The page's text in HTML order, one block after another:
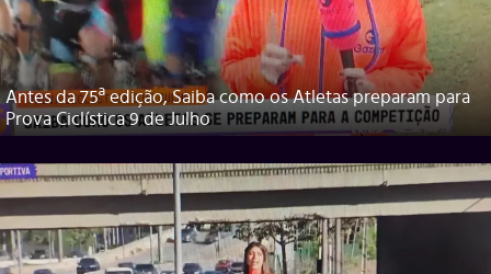
Antes da 75ª edição, Saiba como os Atletas preparam para
Prova Ciclística 9 de Julho